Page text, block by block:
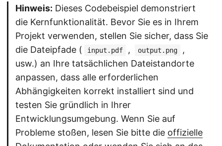
Hinweis: Dieses Codebeispiel demonstriert
die Kernfunktionalität. Bevor Sie es in Ihrem
Projekt verwenden, stellen Sie sicher, dass Sie
die Dateipfade (
input.pdf , output.png
,
usw.) an Ihre tatsächlichen Dateistandorte
anpassen, dass alle erforderlichen
Abhängigkeiten korrekt installiert sind und
testen Sie gründlich in Ihrer
Entwicklungsumgebung. Wenn Sie auf
Probleme stoßen, lesen Sie bitte die offizielle